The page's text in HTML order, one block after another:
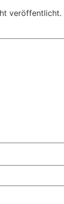
veröffentlicht.